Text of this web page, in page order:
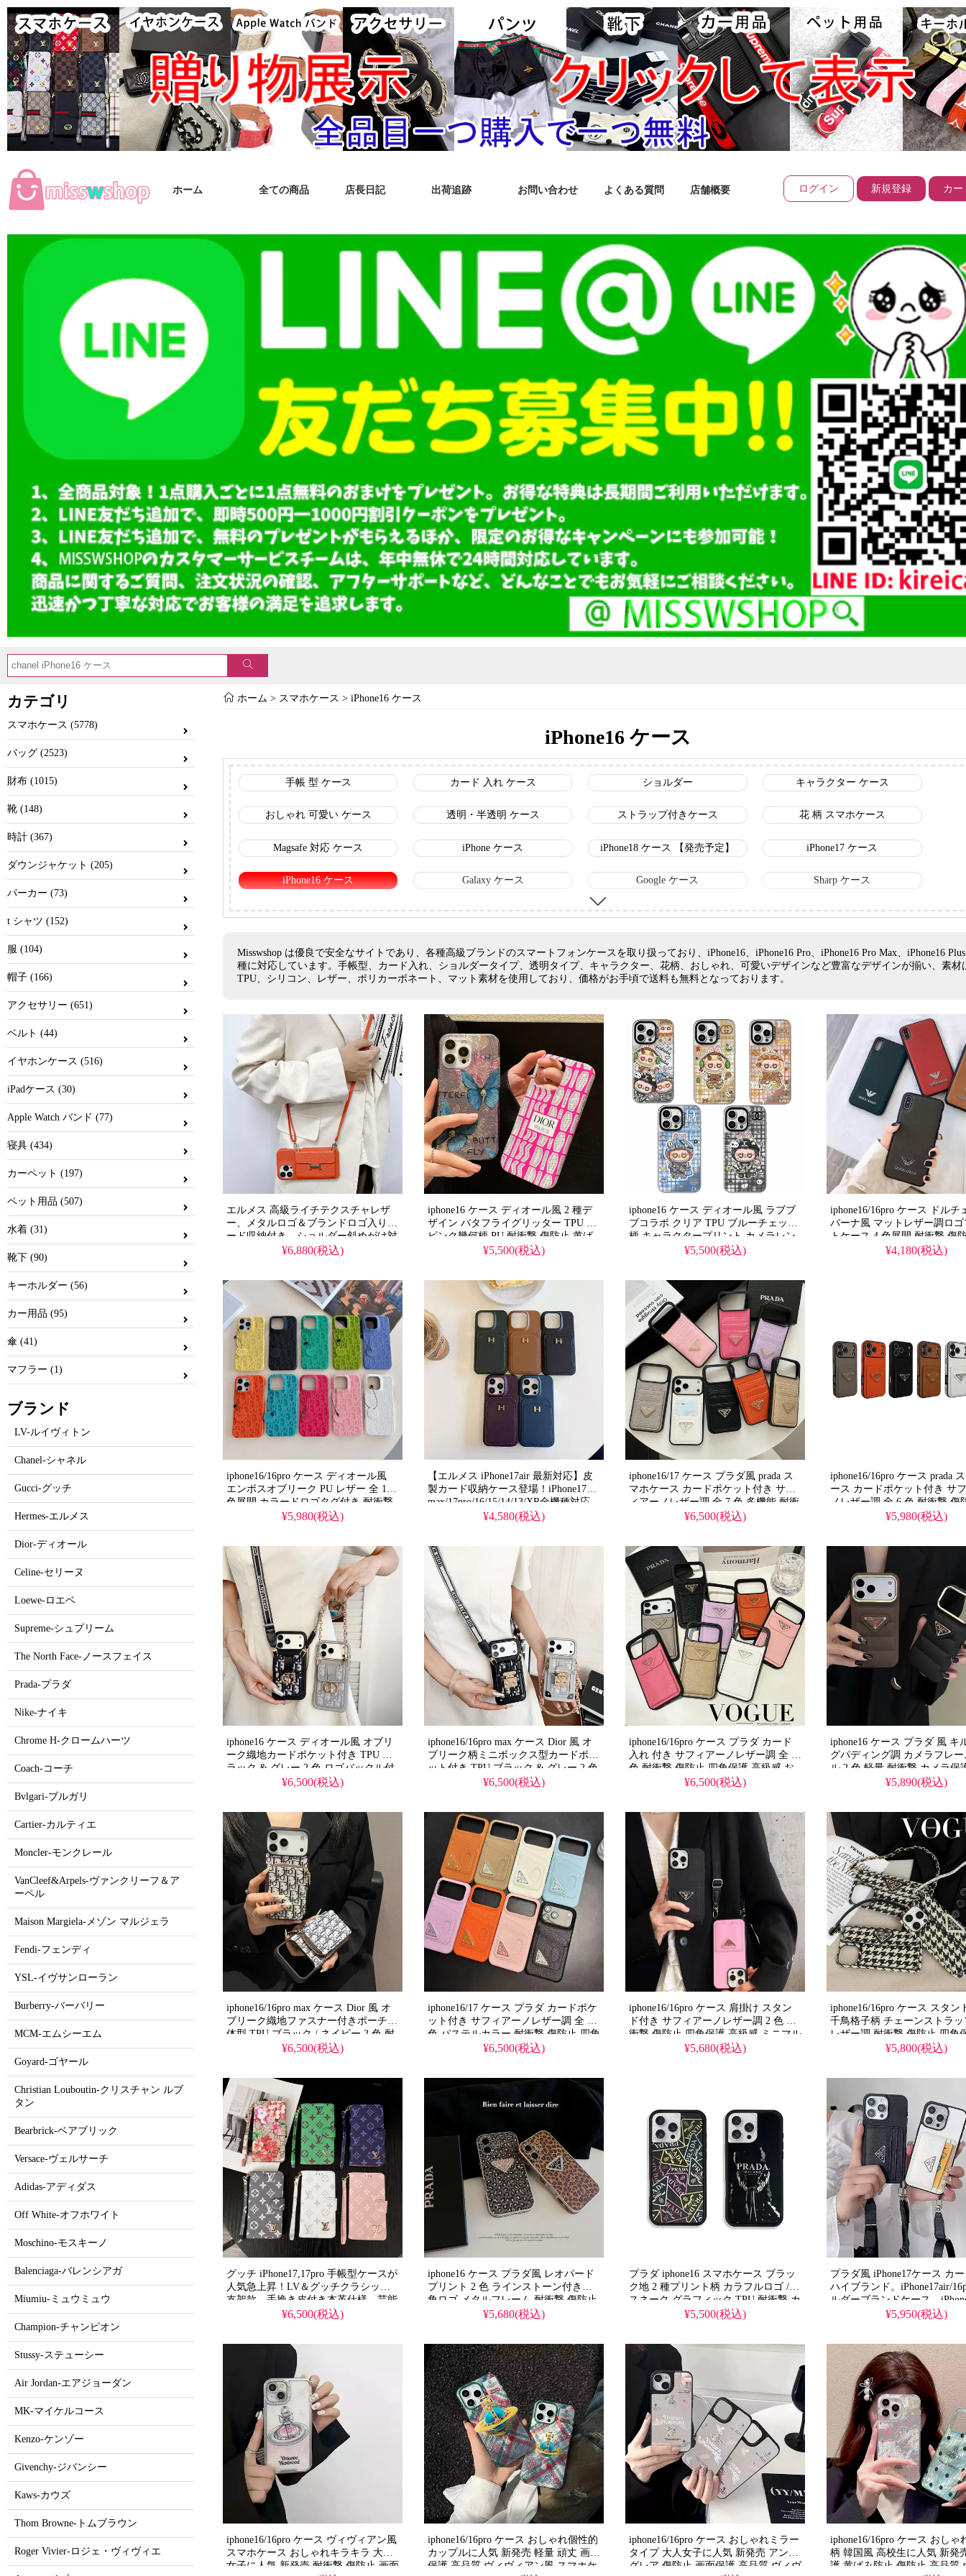
ホーム 全ての商品 店長日記 出荷追跡 お問い合わせ よくある質問 店舗概要 ログイン 新規登録 カー
カテゴリ
スマホケース (5778)
バッグ (2523)
財布 (1015)
靴 (148)
時計 (367)
ダウンジャケット (205)
パーカー (73)
t シャツ (152)
服 (104)
帽子 (166)
アクセサリー (651)
ベルト (44)
イヤホンケース (516)
iPadケース (30)
Apple Watch バンド (77)
寝具 (434)
カーペット (197)
ペット用品 (507)
水着 (31)
靴下 (90)
キーホルダー (56)
カー用品 (95)
傘 (41)
マフラー (1)
ブランド
LV-ルイヴィトン
Chanel-シャネル
Gucci-グッチ
Hermes-エルメス
Dior-ディオール
Celine-セリーヌ
Loewe-ロエベ
Supreme-シュプリーム
The North Face-ノースフェイス
Prada-プラダ
Nike-ナイキ
Chrome H-クロームハーツ
Coach-コーチ
Bvlgari-ブルガリ
Cartier-カルティエ
Moncler-モンクレール
VanCleef&Arpels-ヴァンクリーフ＆ア
ーペル
Maison Margiela-メゾン マルジェラ
Fendi-フェンディ
YSL-イヴサンローラン
Burberry-バーバリー
MCM-エムシーエム
Goyard-ゴヤール
Christian Louboutin-クリスチャン ルブ
タン
Bearbrick-ベアブリック
Versace-ヴェルサーチ
Adidas-アディダス
Off White-オフホワイト
Moschino-モスキーノ
Balenciaga-バレンシアガ
Miumiu-ミュウミュウ
Champion-チャンピオン
Stussy-ステューシー
Air Jordan-エアジョーダン
MK-マイケルコース
Kenzo-ケンゾー
Givenchy-ジバンシー
Kaws-カウズ
Thom Browne-トムブラウン
Roger Vivier-ロジェ・ヴィヴィエ
ホーム > スマホケース > iPhone16 ケース
iPhone16 ケース
手帳 型 ケース カード 入れ ケース ショルダー キャラクター ケース
おしゃれ 可愛い ケース 透明・半透明 ケース ストラップ付きケース 花 柄 スマホケース
Magsafe 対応 ケース iPhone ケース iPhone18 ケース 【発売予定】 iPhone17 ケース
iPhone16 ケース Galaxy ケース Google ケース Sharp ケース
Sony ケース ルイヴィトン スマホケース シャネル スマホケース グッチ スマホケース
ディオール スマホケース ナイキ スマホケース セリーヌ スマホケース
ヴィヴィアン スマホケース エルメス スマホケース プラダ スマホケース シュプリーム スマホケース
イヴサンローラン スマホケー アディダス スマホケース エアジョーダン スマホケース ゴヤール スマホケース
コーチ スマホケース オフホワイト スマホケース フェンディ スマホケース バレンシアガ スマホケース
エムシーエム スマホケース ミュウミュウ スマホケース ジバンシィ スマホケース カウズ スマホケース
ベアブリック スマホケース ステューシー スマホケース コムデギャルソン スマホケー モスキーノ スマホケース
チャンピオン スマホケース ディズニー スマホケース エイプ スマホケース マイケルコース スマホケース
メゾン マルジェラ スマホケ
Misswshop は優良で安全なサイトであり、各種高級ブランドのスマートフォンケースを取り扱っており、iPhone16、iPhone16 Pro、iPhone16 Pro Max、iPhone16
種に対応しています。手帳型、カード入れ、ショルダータイプ、透明タイプ、キャラクター、花柄、おしゃれ、可愛いデザインなど豊富なデザインが揃い、素材
TPU、シリコン、レザー、ポリカーボネート、マット素材を使用しており、価格がお手頃で送料も無料となっております。
エルメス 高級ライチテクスチャレザ
ー、メタルロゴ＆ブランドロゴ入りカ
ード収納付き。ショルダー斜めがけ対
応、芸能人も注目するかわいいデザイ
スとしてもおすすめの多機能アイテ
ム！
¥6,880(税込)
iphone16 ケース ディオール風 2 種デ
ザイン バタフライグリッター TPU &
ピンク幾何柄 PU 耐衝撃 傷防止 黄ば
みにくい 軽量 キラキラ / ポップでお
¥5,500(税込)
iphone16 ケース ディオール風 ラブブ
ブコラボ クリア TPU ブルーチェック
柄 キャラクタープリント カメラレン
ズ一体保護 耐衝撃 傷防止 黄ばみにく
16/16pro/16pro max/16 plus 携帯ケース
全機種対応 1 個買うと 1 個無料
¥5,500(税込)
iphone16/16pro ケース ドルチ
バーナ風 マットレザー調ロ
トケース 4 色展開 耐衝撃 傷
軽量 シンプルで高級感漂う
¥4,180(税込)
iphone16/16pro ケース ディオール風
エンボスオブリーク PU レザー 全 10
色展開 カラードロゴタグ付き 耐衝撃
傷防止 指紋が付きにくい 薄型軽量 鮮
S21/S22/S23/S24/S25/S26 Ultra 携帯ケ
ース 全機種対応
¥5,980(税込)
【エルメス iPhone17air 最新対応】皮
製カード収納ケース登場！iPhone17pro
max/17pro/16/15/14/13/XR全機種対応、
メタルロゴ＆ブランドロゴ入り。芸能
て多機能なデザインが今流行り、
iPhone17ケースを格安でゲット。
iPhone16pro/15promaxケースとしても
活躍間違いなし！
¥4,580(税込)
iphone16/17 ケース プラダ風 prada ス
マホケース カードポケット付き サフ
ィアーノレザー調 全 7 色 多機能 耐衝
撃 傷防止 四角保護 高級感 シンプル
¥6,500(税込)
iphone16/16pro ケース prada
ース カードポケット付き サ
ノレザー調 全 6 色 耐衝撃 傷
角保護 高級感 ミニマル おし
ース 全機種対応
¥5,980(税込)
iphone16 ケース ディオール風 オブリ
ーク織地カードポケット付き TPU ブ
ラック & グレー 2 色 ロゴバックル付
き ショルダー / チェーンストラップ付
pro/16pro max/16 plus/17/17pro 携帯ケ
ース 全機種対応 1 個買うと 1 個無料
¥6,500(税込)
iphone16/16pro max ケース Dior 風 オ
ブリーク柄ミニボックス型カードポケ
ット付き TPU ブラック & グレー 2 色
ゴールドメタルロック付き ショルダ
ディース向け アイフォン
18/18pro/17pro/17pro max 携帯ケース
全機種対応 無料プレゼント
¥6,500(税込)
iphone16/16pro ケース プラダ カード
入れ 付き サフィアーノレザー調 全 8
色 耐衝撃 傷防止 四角保護 高級感 お
しゃれ ハイブランド レディース 大人
ース 全機種対応 無料プレゼント
¥6,500(税込)
iphone16 ケース プラダ 風 キ
グパディング調 カメラフレ
ル 2 色 軽量 耐衝撃 カメラ保
ン レディース クール 高品質
種対応 無料プレゼント
¥5,890(税込)
iphone16/16pro max ケース Dior 風 オ
ブリーク織地ファスナー付きポーチ一
体型 TPU ブラック / ネイビー 2 色 耐
衝撃 TPU フレーム 傷防止 小物収納可
S21/S22/S23/S24/S25 Ultra 携帯ケース
全機種対応 無料プレゼント
¥6,500(税込)
iphone16/17 ケース プラダ カードポケ
ット付き サフィアーノレザー調 全 8
色 パステルカラー 耐衝撃 傷防止 四角
保護 高級感 可愛い レディース 高校生
plus/17/17pro 携帯ケース 全機種対応
¥6,500(税込)
iphone16/16pro ケース 肩掛け スタン
ド付き サフィアーノレザー調 2 色 耐
衝撃 傷防止 四角保護 高級感 ミニマル
おしゃれ レディース 大人 実用的 プラ
¥5,680(税込)
iphone16/16pro ケース スタン
千鳥格子柄 チェーンストラ
レザー調 耐衝撃 傷防止 四角
感 おしゃれ レディース 大人
¥5,800(税込)
グッチ iPhone17,17pro 手帳型ケースが
人気急上昇！LV＆グッチクラシック
支架款、手挽き皮付き本革仕様。芸能
人も注目するかわいいデザイン、耐衝
iPhone16pro/15promaxケースとしても
おすすめの多機能アイテム！
¥6,500(税込)
iphone16 ケース プラダ風 レオパード
プリント 2 色 ラインストーン付き三
角ロゴ メタルフレーム 耐衝撃 傷防止
カメラ保護 クール レディース 大人向
全機種対応 無料プレゼント
¥5,680(税込)
プラダ iphone16 スマホケース ブラッ
ク地 2 種プリント柄 カラフルロゴ /
スネーク グラフィック TPU 耐衝撃 カ
メラ保護 傷防止 ストリート ユニセッ
携帯ケース 全機種対応
¥5,500(税込)
プラダ風 iPhone17ケース カ
ハイブランド。iPhone17air/
ルダーブランドケース。
ストラップ付き。
撃・防水。かわいい・格安。
iPhone17ケース / 17プロプラ
ス。
¥5,950(税込)
iphone16/16pro ケース ヴィヴィアン風
スマホケース おしゃれキラキラ 大人
女子に人気 新発売 耐衝撃 傷防止 画面
iphone16/16pro ケース おしゃれ個性的
カップルに人気 新発売 軽量 頑丈 画面
保護 高品質 ヴィヴィアン風 スマホケ
iphone16/16pro ケース おしゃれミラー
タイプ 大人女子に人気 新発売 アンチ
グレア 傷防止 画面保護 高品質 ヴィヴ
iphone16/16pro ケース おしゃ
柄 韓国風 高校生に人気 新発
護 黄ばみ防止 傷防止 高品質